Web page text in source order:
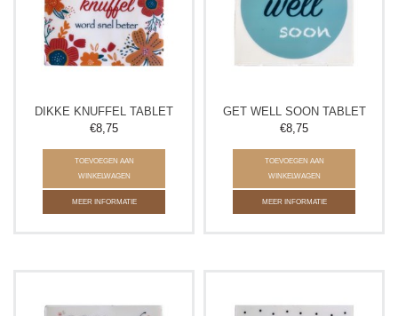
DIKKE KNUFFEL TABLET
€8,75
TOEVOEGEN AAN
WINKELWAGEN
MEER INFORMATIE
GET WELL SOON TABLET
€8,75
TOEVOEGEN AAN
WINKELWAGEN
MEER INFORMATIE